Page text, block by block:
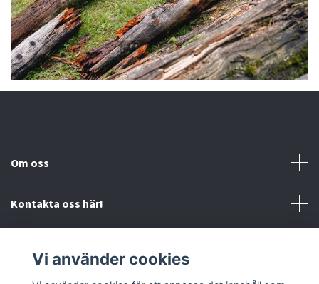
Om oss
Kontakta oss här!
Vi använder cookies